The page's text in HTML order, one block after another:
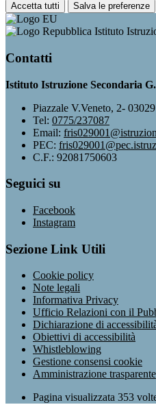
Accetta tutti Salva le preferenze
Istituto
Contatti
Istituto Istruzione Secondaria
Piazzale V.Veneto, 2-
Tel: 0775/237087
Email:
PEC:
C.F.: 92081750603
Seguici su
Facebook
Instagram
Sezione Link Utili
Cookie policy
Note legali
Informativa Privacy
Ufficio Relazioni con il
Dichiarazione di
Obiettivi di accessibilità
Whistleblowing
Gestione consensi cookie
Amministrazione trasparente
Pagina visualizzata 353